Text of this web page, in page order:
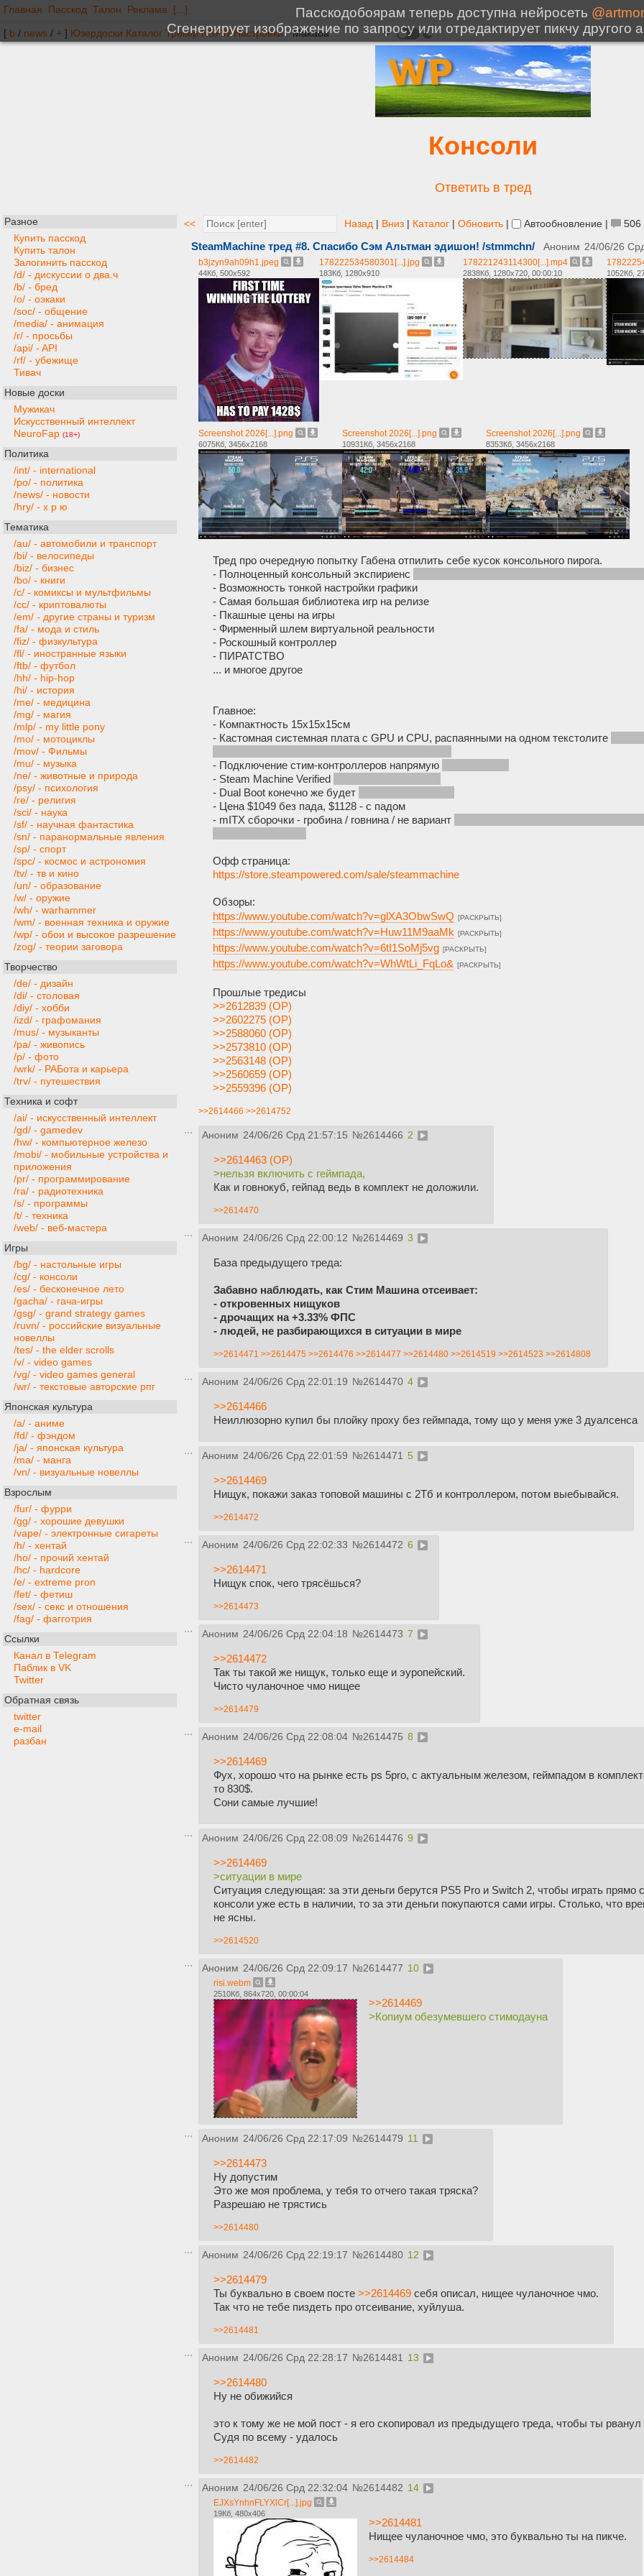
Главная Пасскод Талон Реклама [...]
[ b / news / + ] Юзердоски Каталог Трекер NSFW Настройки
Консоли
Ответить в тред
Разное
Купить пасскод
Купить талон
Залогинить пасскод
/d/ - дискуссии о два.ч
/b/ - бред
/o/ - оэкаки
/soc/ - общение
/media/ - анимация
/r/ - просьбы
/api/ - API
/rf/ - убежище
Тивач
Новые доски
Мужикач
Искусственный интеллект
NeuroFap (18+)
Политика
/int/ - international
/po/ - политика
/news/ - новости
/hry/ - х р ю
Тематика
/au/ - автомобили и транспорт
/bi/ - велосипеды
/biz/ - бизнес
/bo/ - книги
/c/ - комиксы и мультфильмы
/cc/ - криптовалюты
/em/ - другие страны и туризм
/fa/ - мода и стиль
/fiz/ - физкультура
/fl/ - иностранные языки
/ftb/ - футбол
/hh/ - hip-hop
/hi/ - история
/me/ - медицина
/mg/ - магия
/mlp/ - my little pony
/mo/ - мотоциклы
/mov/ - Фильмы
/mu/ - музыка
/ne/ - животные и природа
/psy/ - психология
/re/ - религия
/sci/ - наука
/sf/ - научная фантастика
/sn/ - паранормальные явления
/sp/ - спорт
/spc/ - космос и астрономия
/tv/ - тв и кино
/un/ - образование
/w/ - оружие
/wh/ - warhammer
/wm/ - военная техника и оружие
/wp/ - обои и высокое разрешение
/zog/ - теории заговора
Творчество
/de/ - дизайн
/di/ - столовая
/diy/ - хобби
/izd/ - графомания
/mus/ - музыканты
/pa/ - живопись
/p/ - фото
/wrk/ - РАБота и карьера
/trv/ - путешествия
Техника и софт
/ai/ - искусственный интеллект
/gd/ - gamedev
/hw/ - компьютерное железо
/mobi/ - мобильные устройства и
приложения
/pr/ - программирование
/ra/ - радиотехника
/s/ - программы
/t/ - техника
/web/ - веб-мастера
Игры
/bg/ - настольные игры
/cg/ - консоли
/es/ - бесконечное лето
/gacha/ - гача-игры
/gsg/ - grand strategy games
/ruvn/ - российские визуальные
новеллы
/tes/ - the elder scrolls
/v/ - video games
/vg/ - video games general
/wr/ - текстовые авторские рпг
Японская культура
/a/ - аниме
/fd/ - фэндом
/ja/ - японская культура
/ma/ - манга
/vn/ - визуальные новеллы
Взрослым
/fur/ - фурри
/gg/ - хорошие девушки
/vape/ - электронные сигареты
/h/ - хентай
/ho/ - прочий хентай
/hc/ - hardcore
/e/ - extreme pron
/fet/ - фетиш
/sex/ - секс и отношения
/fag/ - фагготрия
Ссылки
Канал в Telegram
Паблик в VK
Twitter
Обратная связь
twitter
e-mail
разбан
<< Назад | Вниз | Каталог | Обновить | Автообновление | 506
SteamMachine тред #8. Спасибо Сэм Альтман эдишон! /stmmchn/ Аноним 24/06/26
b3jzyn9ah09h1.jpeg
44Кб, 500x592
178222534580301[...].jpg
183Кб, 1280x910
178221243114300[...].mp4
2838Кб, 1280x720, 00:00:10 1052Кб,
Screenshot 2026[...].png
6075Кб, 3456x2168
Screenshot 2026[...].png
10931Кб, 3456x2168
Screenshot 2026[...].png
8353Кб, 3456x2168
Тред про очередную попытку Габена отпилить себе кусок консольного пирога.
- Полноценный консольный экспириенс
- Возможность тонкой настройки графики
- Самая большая библиотека игр на релизе
- Пкашные цены на игры
- Фирменный шлем виртуальной реальности
- Роскошный контроллер
- ПИРАТСТВО
... и многое другое
Главное:
- Компактность 15х15х15см
- Кастомная системная плата с GPU и CPU, распаянными на одном текстолите
- Подключение стим-контроллеров напрямую
- Steam Machine Verified
- Dual Boot конечно же будет
- Цена $1049 без пада, $1128 - с падом
- mITX сборочки - гробина / говнина / не вариант
Офф страница:
https://store.steampowered.com/sale/steammachine
Обзоры:
https://www.youtube.com/watch?v=glXA3ObwSwQ [РАСКРЫТЬ]
https://www.youtube.com/watch?v=Huw11M9aaMk [РАСКРЫТЬ]
https://www.youtube.com/watch?v=6tI1SoMj5vg [РАСКРЫТЬ]
https://www.youtube.com/watch?v=WhWtLi_FqLo& [РАСКРЫТЬ]
Прошлые тредисы
>>2612839 (OP)
>>2602275 (OP)
>>2588060 (OP)
>>2573810 (OP)
>>2563148 (OP)
>>2560659 (OP)
>>2559396 (OP)
>>2614466 >>2614752
Аноним 24/06/26 Срд 21:57:15 №2614466 2
>>2614463 (OP)
>нельзя включить с геймпада,
Как и говнокуб, гейпад ведь в комплект не доложили.
>>2614470
Аноним 24/06/26 Срд 22:00:12 №2614469 3
База предыдущего треда:
Забавно наблюдать, как Стим Машина отсеивает:
- откровенных нищуков
- дрочащих на +3.33% ФПС
- людей, не разбирающихся в ситуации в мире
>>2614471 >>2614475 >>2614476 >>2614477 >>2614480 >>2614519 >>2614523 >>2614808
Аноним 24/06/26 Срд 22:01:19 №2614470 4
>>2614466
Неиллюзорно купил бы плойку проху без геймпада, тому що у меня уже 3 дуалсенса
Аноним 24/06/26 Срд 22:01:59 №2614471 5
>>2614469
Нищук, покажи заказ топовой машины с 2Тб и контроллером, потом выебывайся.
>>2614472
Аноним 24/06/26 Срд 22:02:33 №2614472 6
>>2614471
Нищук спок, чего трясёшься?
>>2614473
Аноним 24/06/26 Срд 22:04:18 №2614473 7
>>2614472
Так ты такой же нищук, только еще и эуропейский.
Чисто чуланочное чмо нищее
>>2614479
Аноним 24/06/26 Срд 22:08:04 №2614475 8
>>2614469
Фух, хорошо что на рынке есть ps 5pro, с актуальным железом, геймпадом в
то 830$.
Сони самые лучшие!
Аноним 24/06/26 Срд 22:08:09 №2614476 9
>>2614469
>ситуации в мире
Ситуация следующая: за эти деньги берутся PS5 Pro и Switch 2, чтобы играть прямо
консоли уже есть в наличии, то за эти деньги покупаются сами игры. Столько, что
не ясны.
>>2614520
Аноним 24/06/26 Срд 22:09:17 №2614477 10
risi.webm
2510Кб, 864x720, 00:00:04
>>2614469
>Копиум обезумевшего стимодауна
Аноним 24/06/26 Срд 22:17:09 №2614479 11
>>2614473
Ну допустим
Это же моя проблема, у тебя то отчего такая тряска?
Разрешаю не трястись
>>2614480
Аноним 24/06/26 Срд 22:19:17 №2614480 12
>>2614479
Ты буквально в своем посте >>2614469 себя описал, нищее чуланочное чмо.
Так что не тебе пиздеть про отсеивание, хуйлуша.
>>2614481
Аноним 24/06/26 Срд 22:28:17 №2614481 13
>>2614480
Ну не обижийся
это к тому же не мой пост - я его скопировал из предыдущего треда, чтобы ты рванул
Судя по всему - удалось
>>2614482
Аноним 24/06/26 Срд 22:32:04 №2614482 14
EJXsYnhnFLYXlCr[...].jpg
19Кб, 480x406
>>2614481
Нищее чуланочное чмо, это буквально ты на пикче.
>>2614484